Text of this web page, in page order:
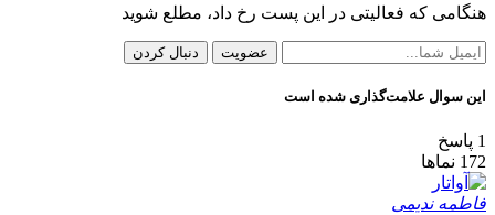
هنگامی که فعالیتی در این پست رخ داد، مطلع شوید
عضویت دنبال کردن
این سوال علامت‌گذاری شده است
1 پاسخ
172 نماها
فاطمه ندیمی